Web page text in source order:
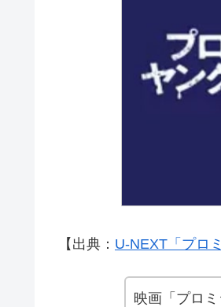
【出典： U-NEXT「プロ
映画「プロ